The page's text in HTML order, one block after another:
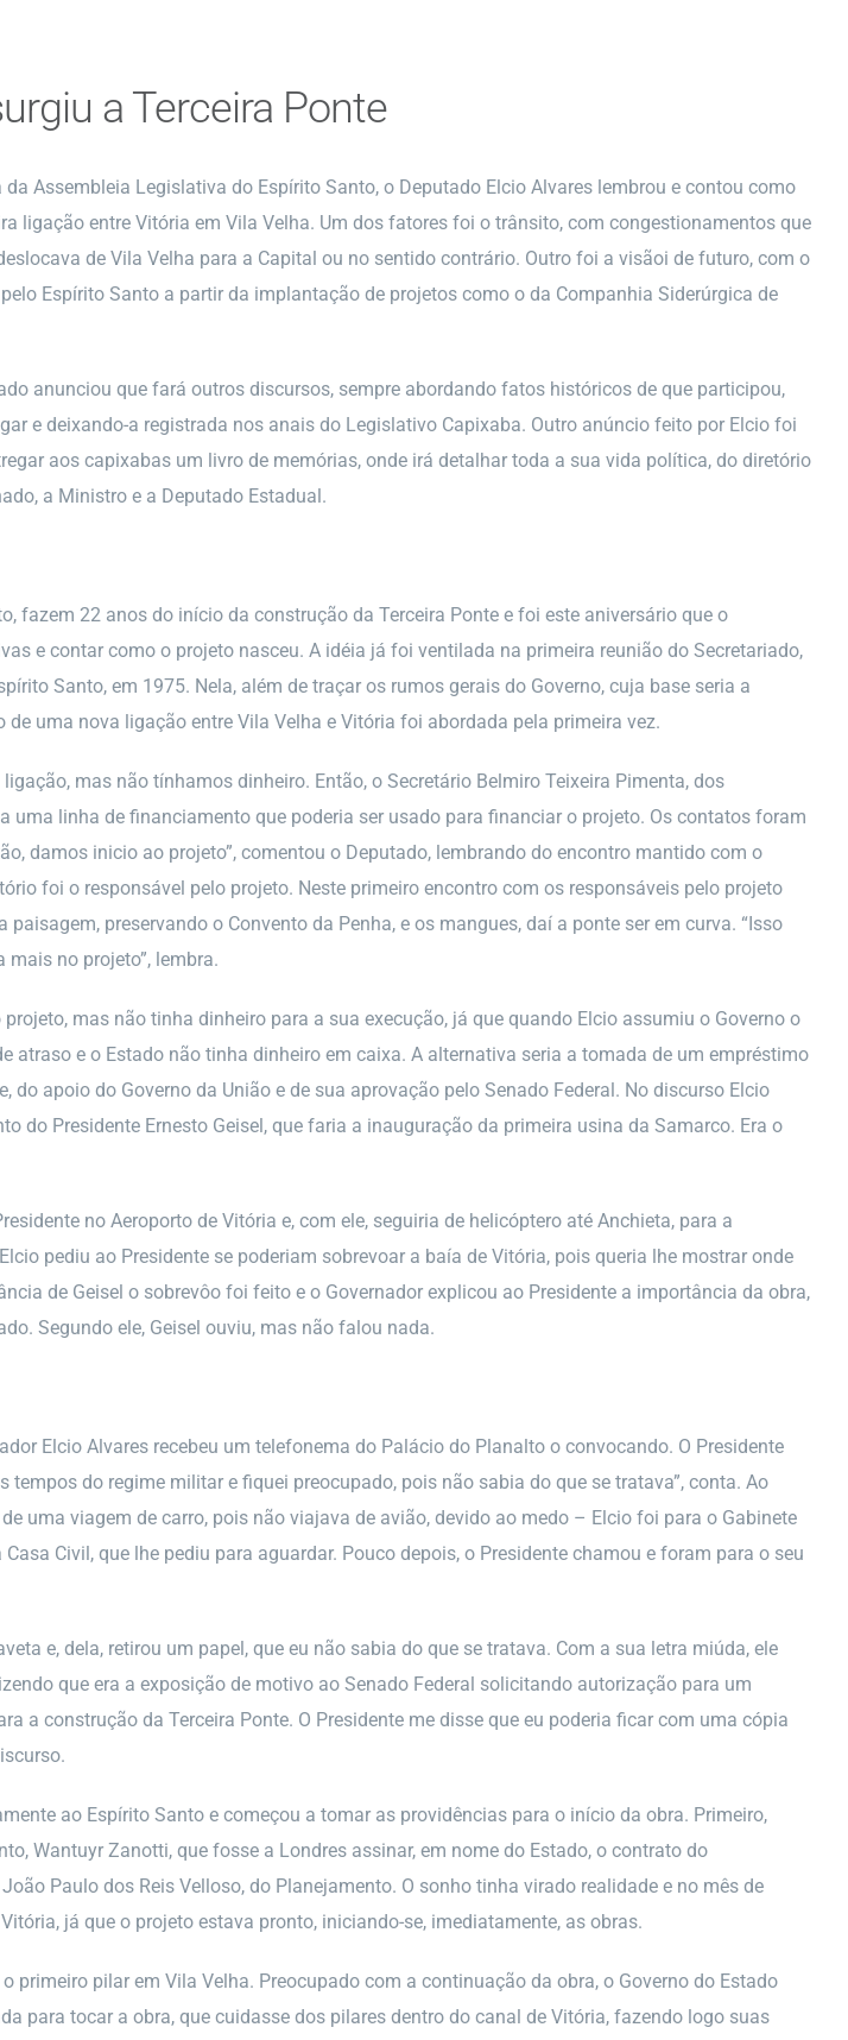
a Terceira Ponte
Assembleia Legislativa do Espírito Santo, o Deputado Elcio Alvares lembrou e contou como
ligação entre Vitória em Vila Velha. Um dos fatores foi o trânsito, com congestionamentos que
de Vila Velha para a Capital ou no sentido contrário. Outro foi a visãoi de futuro, com o
Espírito Santo a partir da implantação de projetos como o da Companhia Siderúrgica de
anunciou que fará outros discursos, sempre abordando fatos históricos de que participou,
e deixando-a registrada nos anais do Legislativo Capixaba. Outro anúncio feito por Elcio foi
aos capixabas um livro de memórias, onde irá detalhar toda a sua vida política, do diretório
a Ministro e a Deputado Estadual.
fazem 22 anos do início da construção da Terceira Ponte e foi este aniversário que o
e contar como o projeto nasceu. A idéia já foi ventilada na primeira reunião do Secretariado,
Santo, em 1975. Nela, além de traçar os rumos gerais do Governo, cuja base seria a
uma nova ligação entre Vila Velha e Vitória foi abordada pela primeira vez.
mas não tínhamos dinheiro. Então, o Secretário Belmiro Teixeira Pimenta, dos
uma linha de financiamento que poderia ser usado para financiar o projeto. Os contatos foram
damos inicio ao projeto”, comentou o Deputado, lembrando do encontro mantido com o
foi o responsável pelo projeto. Neste primeiro encontro com os responsáveis pelo projeto
paisagem, preservando o Convento da Penha, e os mangues, daí a ponte ser em curva. “Isso
no projeto”, lembra.
mas não tinha dinheiro para a sua execução, já que quando Elcio assumiu o Governo o
atraso e o Estado não tinha dinheiro em caixa. A alternativa seria a tomada de um empréstimo
do apoio do Governo da União e de sua aprovação pelo Senado Federal. No discurso Elcio
do Presidente Ernesto Geisel, que faria a inauguração da primeira usina da Samarco. Era o
no Aeroporto de Vitória e, com ele, seguiria de helicóptero até Anchieta, para a
pediu ao Presidente se poderiam sobrevoar a baía de Vitória, pois queria lhe mostrar onde
de Geisel o sobrevôo foi feito e o Governador explicou ao Presidente a importância da obra,
Segundo ele, Geisel ouviu, mas não falou nada.
Elcio Alvares recebeu um telefonema do Palácio do Planalto o convocando. O Presidente
tempos do regime militar e fiquei preocupado, pois não sabia do que se tratava”, conta. Ao
uma viagem de carro, pois não viajava de avião, devido ao medo – Elcio foi para o Gabinete
Civil, que lhe pediu para aguardar. Pouco depois, o Presidente chamou e foram para o seu
e, dela, retirou um papel, que eu não sabia do que se tratava. Com a sua letra miúda, ele
que era a exposição de motivo ao Senado Federal solicitando autorização para um
a construção da Terceira Ponte. O Presidente me disse que eu poderia ficar com uma cópia
ao Espírito Santo e começou a tomar as providências para o início da obra. Primeiro,
Wantuyr Zanotti, que fosse a Londres assinar, em nome do Estado, o contrato do
Paulo dos Reis Velloso, do Planejamento. O sonho tinha virado realidade e no mês de
já que o projeto estava pronto, iniciando-se, imediatamente, as obras.
primeiro pilar em Vila Velha. Preocupado com a continuação da obra, o Governo do Estado
para tocar a obra, que cuidasse dos pilares dentro do canal de Vitória, fazendo logo suas